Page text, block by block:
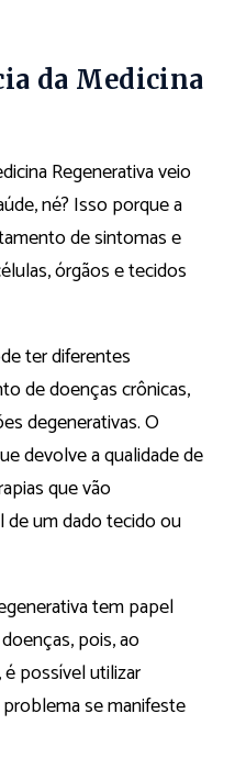
da Medicina
Regenerativa veio
né? Isso porque a
de sintomas e
órgãos e tecidos
ter diferentes
de doenças crônicas,
degenerativas. O
devolve a qualidade de
que vão
um dado tecido ou
tem papel
pois, ao
possível utilizar
se manifeste